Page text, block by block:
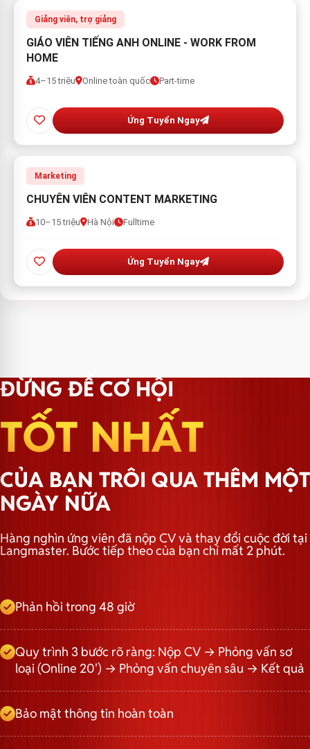
Giảng viên, trợ giảng
GIÁO VIÊN TIẾNG ANH ONLINE - WORK FROM
HOME
4–15 triệu Online toàn quốc Part-time
Ứng Tuyển Ngay
Marketing
CHUYÊN VIÊN CONTENT MARKETING
10–15 triệu Hà Nội Fulltime
Ứng Tuyển Ngay
ĐỪNG ĐỂ CƠ HỘI
TỐT NHẤT
CỦA BẠN TRÔI QUA THÊM MỘT
NGÀY NỮA
Hàng nghìn ứng viên đã nộp CV và thay đổi cuộc đời tại
Langmaster. Bước tiếp theo của bạn chỉ mất 2 phút.
Phản hồi trong 48 giờ
Quy trình 3 bước rõ ràng: Nộp CV → Phỏng vấn sơ
loại (Online 20') → Phỏng vấn chuyên sâu → Kết quả
Bảo mật thông tin hoàn toàn